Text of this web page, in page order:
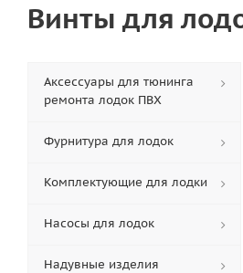
Винты для
Аксессуары для тюнинга
ремонта лодок ПВХ
Фурнитура для лодок
Комплектующие для лодки
Насосы для лодок
Надувные изделия